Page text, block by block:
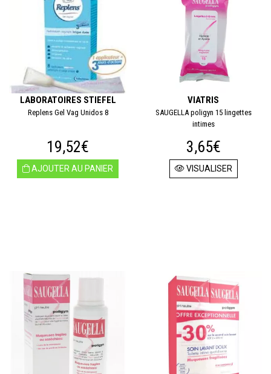
LABORATOIRES STIEFEL
Replens Gel Vag Unidos 8
19,52€
AJOUTER AU PANIER
VIATRIS
SAUGELLA poligyn 15 lingettes
intimes
3,65€
VISUALISER